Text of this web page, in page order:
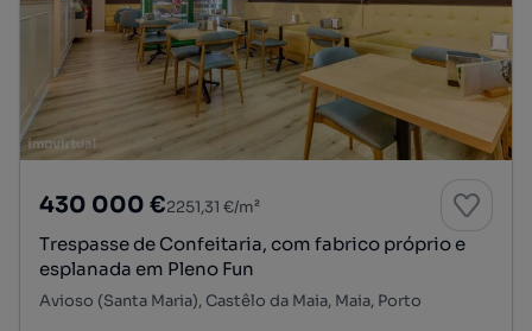
430 000 €2251,31 €/m²
Trespasse de Confeitaria, com fabrico próprio e
esplanada em Pleno Fun
Avioso (Santa Maria), Castêlo da Maia, Maia, Porto